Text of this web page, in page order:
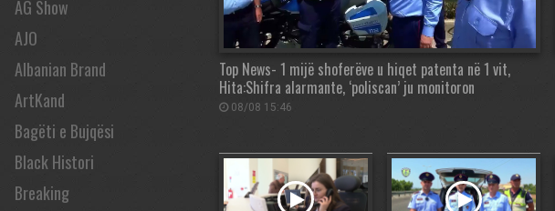
AG Show
AJO
Albanian Brand
ArtKand
Bagëti e Bujqësi
Black Histori
Breaking
Top News- 1 mijë shoferëve u hiqet patenta në 1 vit,
Hita:Shifra alarmante, ‘poliscan’ ju monitoron
08/08 15:46